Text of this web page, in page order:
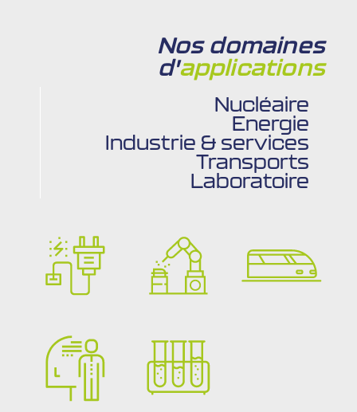
Nos domaines
d'applications
Nucléaire
Energie
Industrie & services
Transports
Laboratoire